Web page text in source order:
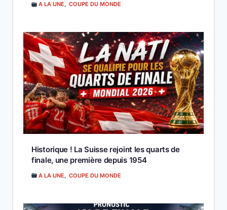
A LA UNE, COUPE DU MONDE
Historique ! La Suisse rejoint les quarts de
finale, une première depuis 1954
A LA UNE COUPE DU MONDE